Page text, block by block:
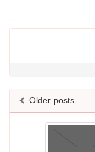
Older posts